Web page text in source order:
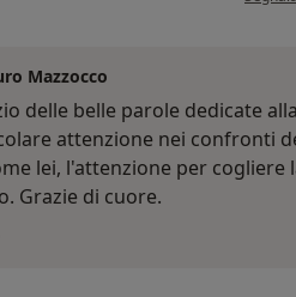
Mazzocco
delle belle parole dedicate
attenzione nei confronti
lei, l'attenzione per cogliere
Grazie di cuore.